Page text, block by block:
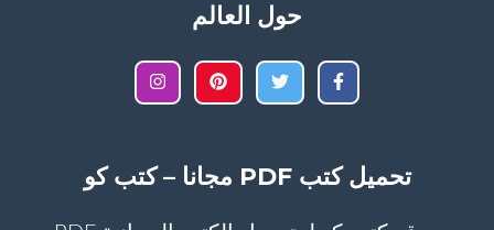
حول العالم
تحميل كتب PDF مجانا – كتب كو